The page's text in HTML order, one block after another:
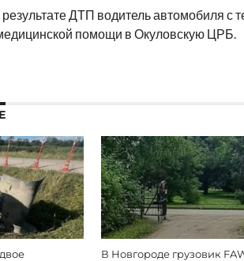
ДТП водитель автомобиля
помощи в Окуловскую ЦРБ.
В Новгороде грузовик